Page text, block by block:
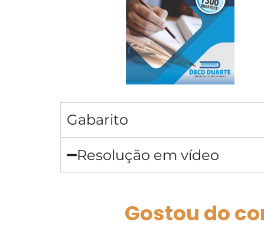
Gabarito
Resolução em vídeo
Gostou do